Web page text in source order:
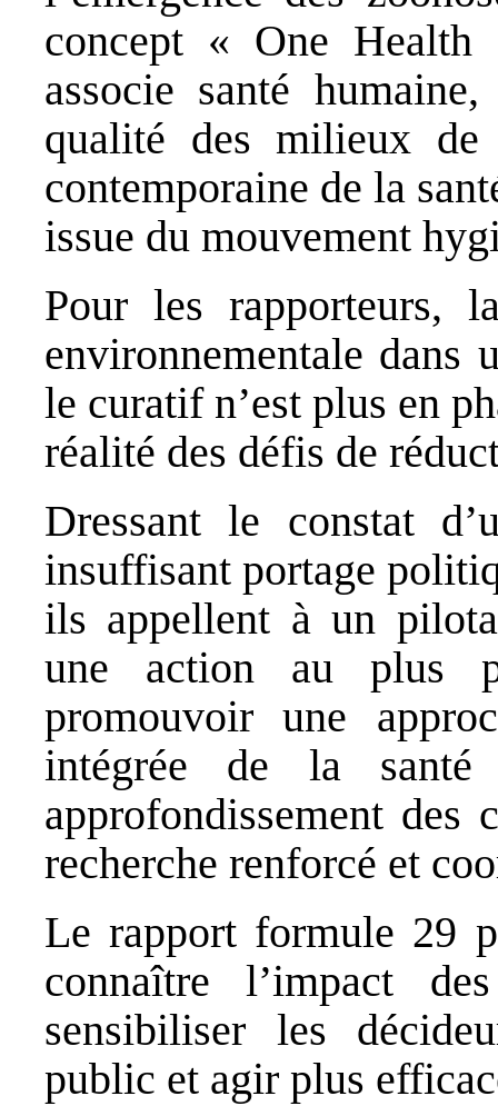
concept « One
associe santé
qualité des milieux de
contemporaine de la
issue du mouvement
Pour les rapporteurs,
environnementale dans
le curatif n’est plus en
réalité des défis de
Dressant le constat
insuffisant portage
ils appellent à un
une action au plus
promouvoir une
intégrée de la santé
approfondissement des
recherche renforcé et
Le rapport formule 29
connaître l’impact
sensibiliser les
public et agir plus